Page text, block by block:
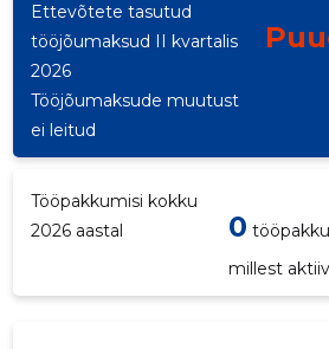
Ettevõtete tasutud
tööjõumaksud II kvartalis
2026
Tööjõumaksude muutust
ei leitud
Tööpakkumisi kokku
2026 aastal
0
millest